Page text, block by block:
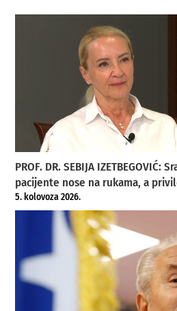
PROF. DR. SEBIJA IZETBEGOVIĆ:
pacijente nose na rukama, a
5. kolovoza 2026.